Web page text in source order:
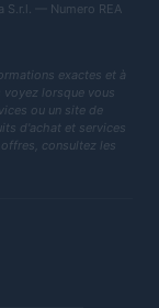
S.r.l. — Numero REA
exactes et à
voyez lorsque vous
ou un site de
d'achat et services
consultez les